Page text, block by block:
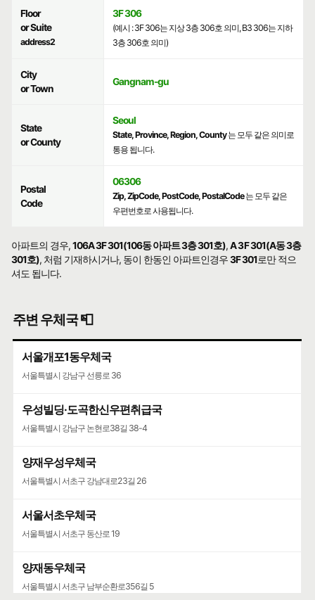
Floor
or Suite
address2
3F 306
(예시 : 3F 306는 지상 3층 306호 의미, B3 306는 지하
3층 306호 의미)
City
or Town
Gangnam-gu
State
or County
Seoul
State, Province, Region, County는 모두 같은 의미로
통용 됩니다.
Postal
Code
06306
Zip, ZipCode, PostCode, PostalCode는 모두 같은
우편번호로 사용됩니다.
아파트의 경우,106A 3F 301(106동 아파트 3층 301호),A 3F 301(A동 3층
301호), 처럼 기재하시거나, 동이 한동인 아파트인경우3F 301로만 적으
셔도 됩니다.
주변 우체국 📮
서울개포1동우체국
서울특별시 강남구 선릉로 36
우성빌딩·도곡한신우편취급국
서울특별시 강남구 논현로38길 38-4
양재우성우체국
서울특별시 서초구 강남대로23길 26
서울서초우체국
서울특별시 서초구 동산로 19
양재동우체국
서울특별시 서초구 남부순환로356길 5